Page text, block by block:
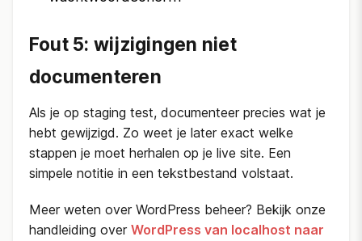
Fout 5: wijzigingen niet
documenteren
Als je op staging test, documenteer precies wat je
hebt gewijzigd. Zo weet je later exact welke
stappen je moet herhalen op je live site. Een
simpele notitie in een tekstbestand volstaat.
Meer weten over WordPress beheer? Bekijk onze
handleiding over WordPress van localhost naar